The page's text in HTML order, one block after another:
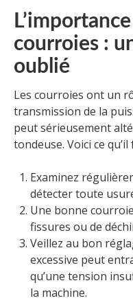
courroies :
oublié
Les courroies ont un
transmission de la
peut sérieusement
tondeuse. Voici ce
Examinez
détecter toute
Une bonne
fissures ou de
Veillez au bon
excessive peut
qu’une tension
la machine.